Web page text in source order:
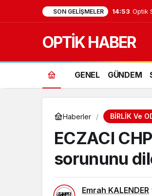
SON GELIŞMELER 14:53 Optik
OPTİK HABER
GENEL GÜNDEM
Haberler BİRLİK Ve
ECZACI
sorununu
Emrah KALENDER